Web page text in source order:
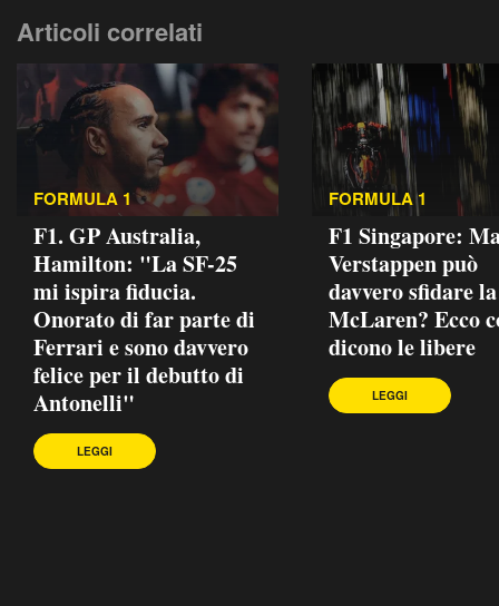
Articoli correlati
FORMULA 1
F1. GP Australia,
Hamilton: "La SF-25
mi ispira fiducia.
Onorato di far parte di
Ferrari e sono davvero
felice per il debutto di
Antonelli"
LEGGI
FORMULA 1
F1 Singapore:
Verstappen può
davvero sfidare la
McLaren? Ecco
dicono le libere
LEGGI